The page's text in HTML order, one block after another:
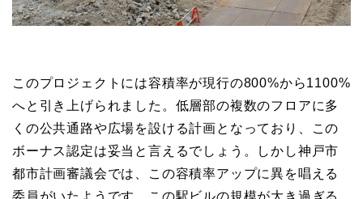
このプロジェクトには容積率が現行の800%から1100%
へと引き上げられました。低層部の複数のフロアに多
くの公共通路や広場を設ける計画となっており、この
ボーナス認定は妥当と言えるでしょう。しかし神戸市
都市計画審議会では、この容積率アップに異を唱える